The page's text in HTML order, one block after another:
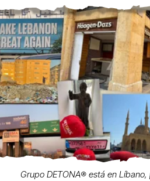
Grupo DETONA®️ está en